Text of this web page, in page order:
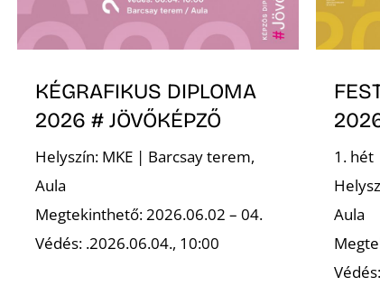
KÉGRAFIKUS DIPLOMA
2026 # JÖVŐKÉPZŐ
Helyszín: MKE | Barcsay terem,
Aula
Megtekinthető: 2026.06.02 – 04.
Védés: .2026.06.04., 10:00
1. hét
Aula